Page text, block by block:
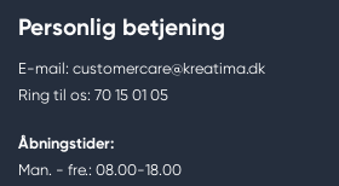
Personlig betjening
E-mail: customercare@kreatima.dk
Ring til os: 70 15 01 05
Åbningstider:
Man. - fre.: 08.00-18.00